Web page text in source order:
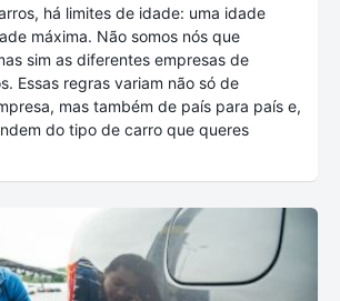
há limites de idade: uma idade
máxima. Não somos nós que
sim as diferentes empresas de
Essas regras variam não só de
mas também de país para país e,
do tipo de carro que queres